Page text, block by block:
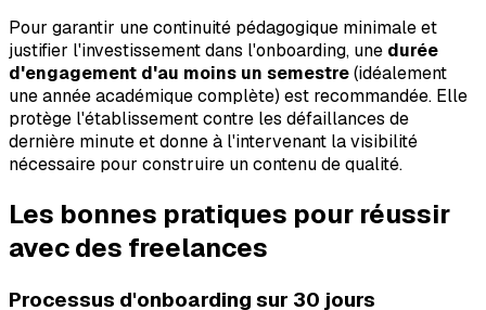
Pour garantir une continuité pédagogique minimale et
justifier l'investissement dans l'onboarding, une durée
d'engagement d'au moins un semestre(idéalement
une année académique complète) est recommandée. Elle
protège l'établissement contre les défaillances de
dernière minute et donne à l'intervenant la visibilité
nécessaire pour construire un contenu de qualité.
Les bonnes pratiques pour réussir
avec des freelances
Processus d'onboarding sur 30 jours